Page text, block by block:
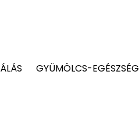
GYÜMÖLCS-EGÉSZSÉG